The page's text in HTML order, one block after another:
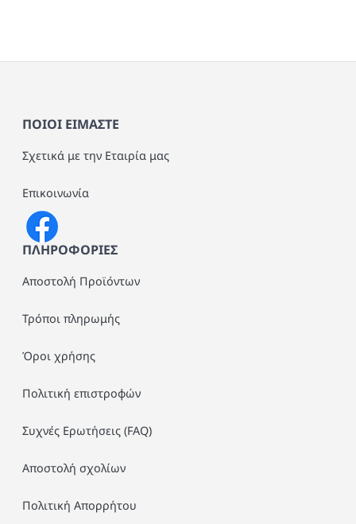
ΠΟΙΟΙ ΕΙΜΑΣΤΕ
Σχετικά με την Εταιρία μας
Επικοινωνία
ΠΛΗΡΟΦΟΡΙΕΣ
Αποστολή Προϊόντων
Τρόποι πληρωμής
Όροι χρήσης
Πολιτική επιστροφών
Συχνές Ερωτήσεις (FAQ)
Αποστολή σχολίων
Πολιτική Απορρήτου